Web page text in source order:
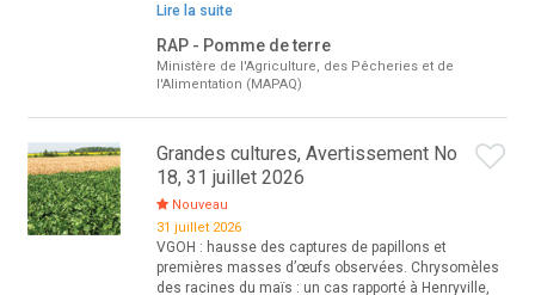
Lire la suite
RAP - Pomme de terre
Ministère de l'Agriculture, des Pêcheries et de
l'Alimentation (MAPAQ)
Grandes cultures, Avertissement No
18, 31 juillet 2026
Nouveau
31 juillet 2026
VGOH : hausse des captures de papillons et
premières masses d’œufs observées. Chrysomèles
des racines du maïs : un cas rapporté à Henryville,